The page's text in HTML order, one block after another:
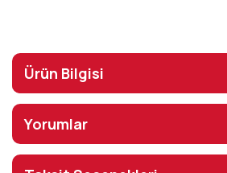
Ürün Bilgisi
Yorumlar